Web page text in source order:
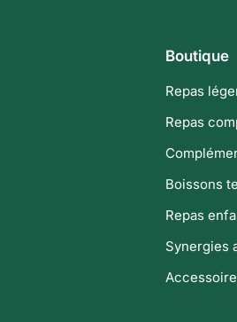
Boutique
Repas
Repas
Boissons
Repas
Synergies